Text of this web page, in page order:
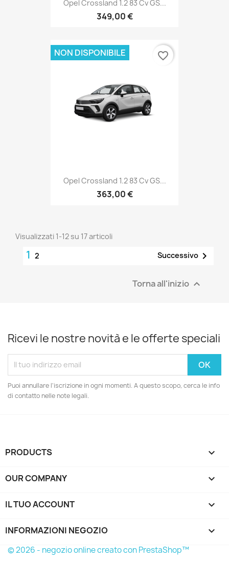
Opel Crossland 1.2 83 Cv GS...
349,00 €
Opel Crossland 1.2 83 Cv GS...
363,00 €
NON DISPONIBILE favorite_border
Visualizzati 1-12 su 17 articoli
1 2 Successivo 
Torna all'inizio 
Ricevi le nostre novità e le offerte speciali
Puoi annullare l'iscrizione in ogni momenti. A questo scopo, cerca le info
di contatto nelle note legali.
PRODUCTS 
OUR COMPANY 
IL TUO ACCOUNT 
INFORMAZIONI NEGOZIO keyboard_arrow_down
© 2026 - negozio online creato con PrestaShop™